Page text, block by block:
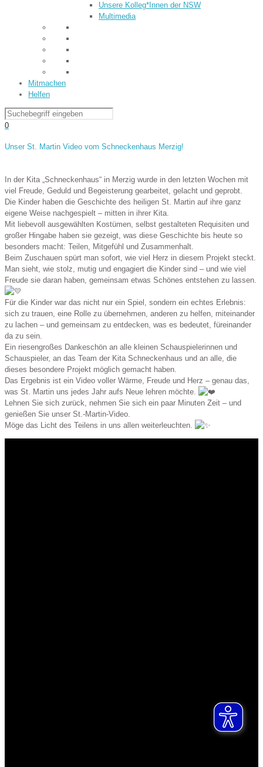
Unsere Kolleg*Innen der NSW
Multimedia
Mitmachen
Helfen
0
Unser St. Martin Video vom Schneckenhaus Merzig!
In der Kita „Schneckenhaus“ in Merzig wurde in den letzten Wochen mit
viel Freude, Geduld und Begeisterung gearbeitet, gelacht und geprobt.
Die Kinder haben die Geschichte des heiligen St. Martin auf ihre ganz
eigene Weise nachgespielt – mitten in ihrer Kita.
Mit liebevoll ausgewählten Kostümen, selbst gestalteten Requisiten und
großer Hingabe haben sie gezeigt, was diese Geschichte bis heute so
besonders macht: Teilen, Mitgefühl und Zusammenhalt.
Beim Zuschauen spürt man sofort, wie viel Herz in diesem Projekt steckt.
Man sieht, wie stolz, mutig und engagiert die Kinder sind – und wie viel
Freude sie daran haben, gemeinsam etwas Schönes entstehen zu lassen.
Für die Kinder war das nicht nur ein Spiel, sondern ein echtes Erlebnis:
sich zu trauen, eine Rolle zu übernehmen, anderen zu helfen, miteinander
zu lachen – und gemeinsam zu entdecken, was es bedeutet, füreinander
da zu sein.
Ein riesengroßes Dankeschön an alle kleinen Schauspielerinnen und
Schauspieler, an das Team der Kita Schneckenhaus und an alle, die
dieses besondere Projekt möglich gemacht haben.
Das Ergebnis ist ein Video voller Wärme, Freude und Herz – genau das,
was St. Martin uns jedes Jahr aufs Neue lehren möchte.
Lehnen Sie sich zurück, nehmen Sie sich ein paar Minuten Zeit – und
genießen Sie unser St.-Martin-Video.
Möge das Licht des Teilens in uns allen weiterleuchten.